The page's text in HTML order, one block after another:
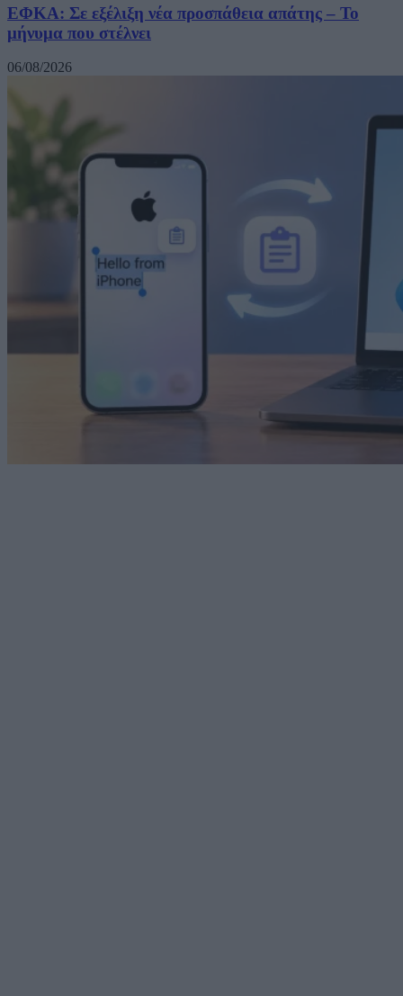
ΕΦΚΑ: Σε εξέλιξη νέα προσπάθεια απάτης – Το
μήνυμα που στέλνει
06/08/2026